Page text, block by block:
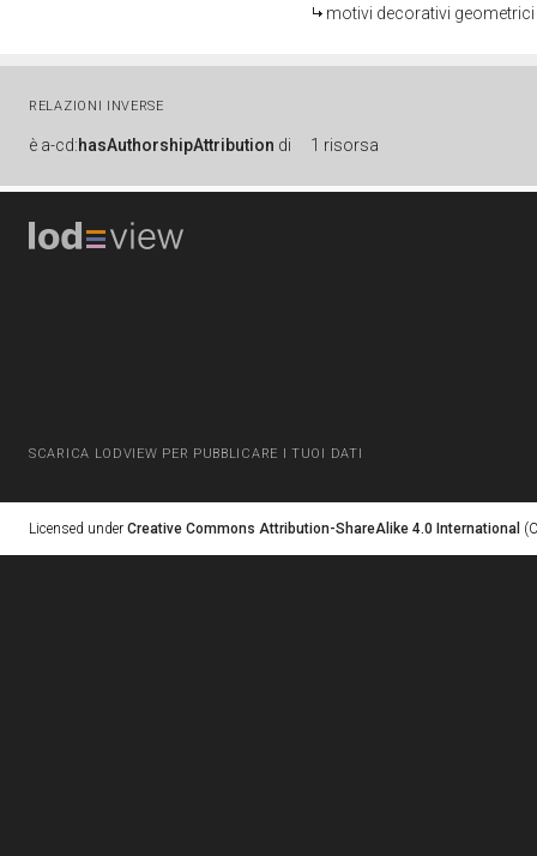
motivi decorativi
RELAZIONI INVERSE
è a-cd:hasAuthorshipAttribution di 1 risorsa
SCARICA LODVIEW PER PUBBLICARE I TUOI DATI
Licensed under Creative Commons Attribution-ShareAlike 4.0 International